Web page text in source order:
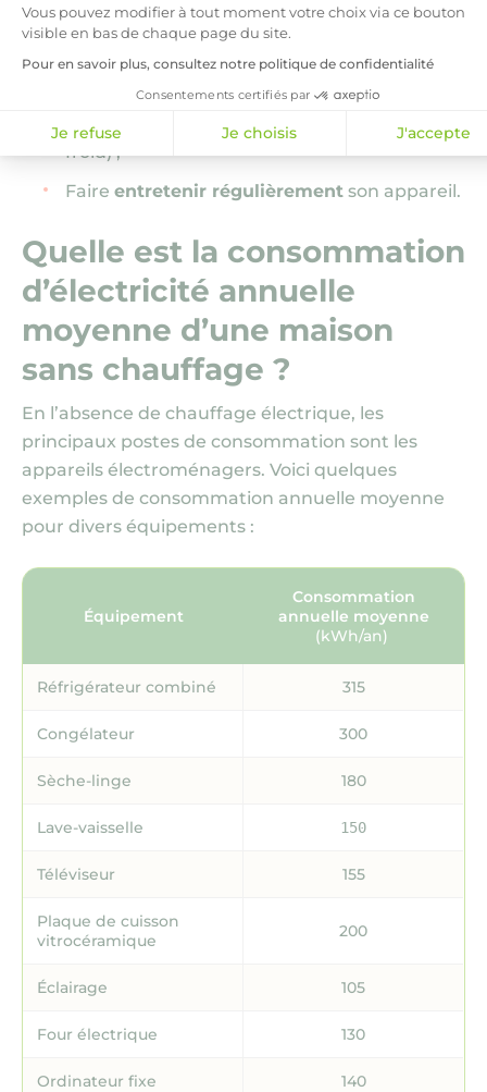
Vous pouvez modifier à tout moment votre choix via ce bouton
visible en bas de chaque page du site.
Pour en savoir plus, consultez notre politique de confidentialité
Consentements certifiés par
Je refuse Je choisis J'accepte
Maintenir unetempérature de consigne
appropriée (19 °C dans les pièces à vivre);
Mettre en place un système d’appoint
économique
(pour les périodes de grand
froid);
Faire entretenir régulièrement son appareil.
Quelle est la consommation
d’électricité annuelle
moyenne d’une maison
sans chauffage ?
En l’absence de chauffage électrique, les
principaux postes de consommation sont les
appareils électroménagers. Voici quelques
exemples de consommation annuelle moyenne
pour divers équipements :
Équipement
Consommation
annuelle moyenne
(kWh/an)
Réfrigérateur combiné 315
Congélateur 300
Sèche-linge 180
Lave-vaisselle 150
Téléviseur 155
Plaque de cuisson
vitrocéramique
200
Éclairage 105
Four électrique 130
Ordinateur fixe 140